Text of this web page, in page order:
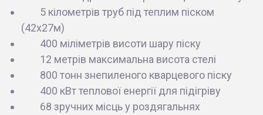
5кілометрів труб під теплим піском
(42х27м)
400 міліметрів висоти шару піску
12 метрів максимальна висота стелі
800 тонн знепиленого кварцевого піску
400 кВт теплової енергії для підігріву
68 зручних місць у роздягальнях